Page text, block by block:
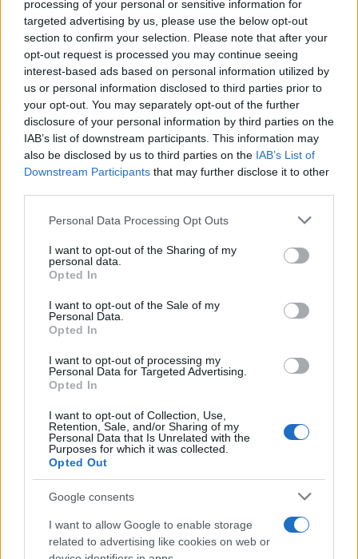
processing of your personal or sensitive information for
targeted advertising by us, please use the below opt-out
section to confirm your selection. Please note that after your
opt-out request is processed you may continue seeing
interest-based ads based on personal information utilized by
us or personal information disclosed to third parties prior to
your opt-out. You may separately opt-out of the further
disclosure of your personal information by third parties on the
IAB’s list of downstream participants. This information may
also be disclosed by us to third parties on the IAB’s List of
Downstream Participants that may further disclose it to other
Please note that this website/app uses one or more Google
not limited to your visit or usage behaviour. You may click to
grant or deny consent to Google and its third-party tags to
use your data for below specified purposes in below Google
consent section.
Personal Data Processing Opt Outs
I want to opt-out of the Sharing of my
personal data.
Opted In
I want to opt-out of the Sale of my
Personal Data.
Opted In
I want to opt-out of processing my
Personal Data for Targeted Advertising.
Opted In
I want to opt-out of Collection, Use,
Retention, Sale, and/or Sharing of my
Personal Data that Is Unrelated with the
Purposes for which it was collected.
Opted Out
Google consents
I want to allow Google to enable storage
related to advertising like cookies on web or
Τροφές που επιτρέπονται
Οι τροφές που επιτρέπονται περιλαμβάνουν:
1. Όσπρια (φακές, φασόλια, ρεβίθια)
2. Δημητριακά και προϊόντα τους (ρύζι, κινόα,
φαγόπυρο, ζυμαρικά, ψωμί)
3. Λαχανικά και χόρτα κάθε είδους
4. Φρούτα (φρέσκα και αποξηραμένα)
5. Ξηρούς καρπούς και σπόρους
6. Θαλασσινά (χταπόδι, καλαμάρια, γαρίδες, μύδια)
7. Ταχίνι και φυστικοβούτυρο
10. Ελιές
Τα λαδερά φαγητά επιτρέπονται τη Μεγάλη
Δευτέρα, τη Μεγάλη Τρίτη και τη Μεγάλη Πέμπτη.
Διατροφή μέρα με τη μέρα
Ακολουθεί αναλυτικά τι επιτρέπεται κάθε ημέρα
της Μεγάλης Εβδομάδας: